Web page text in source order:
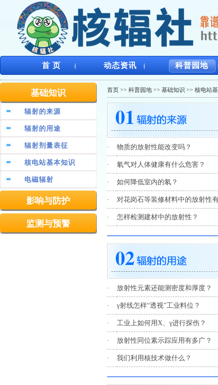
首 页 动态资讯 科普园地
基础知识
辐射的来源
辐射的用途
辐射剂量表征
核电站基本知识
电磁辐射
影响与防护
监测与预警
首页 >> 科普园地 >> 基础知识 >> 核电站
· 物质的放射性能改变吗？
· 氡气对人体健康有什么危害？
· 如何降低室内的氡？
· 对花岗石等装修材料中的放射性
· 怎样检测建材中的放射性？
· 放射性元素还能测密度和厚度？
· γ射线怎样“透视”工业料位？
· 工业上如何用X、γ进行探伤？
· 放射性同位素示踪应用有多广？
· 我们利用核技术做什么？